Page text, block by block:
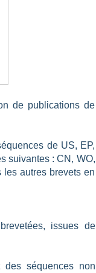
de publications de
de US, EP,
suivantes : CN, WO,
autres brevets en
issues de
séquences non